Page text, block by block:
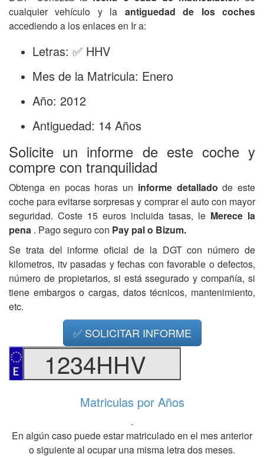
cualquier vehículo y la antiguedad de los coches
accediendo a los enlaces en Ir a:
Letras: ✅ HHV
Mes de la Matricula: Enero
Año: 2012
Antiguedad: 14 Años
Solicite un informe de este coche y
compre con tranquilidad
Obtenga en pocas horas un informe detalladode este
coche para evitarse sorpresas y comprar el auto con mayor
seguridad. Coste 15 euros incluida tasas, le Merece la
pena . Pago seguro con Pay pal o Bizum.
Se trata del informe oficial de la DGT con número de
kilometros, itv pasadas y fechas con favorable o defectos,
número de propietarios, si está ssegurado y compañía, si
tiene embargos o cargas, datos técnicos, mantenimiento,
etc.
✅ SOLICITAR INFORME
1234HHV
Matriculas por Años
.
En algún caso puede estar matriculado en el mes anterior
o siguiente al ocupar una misma letra dos meses.